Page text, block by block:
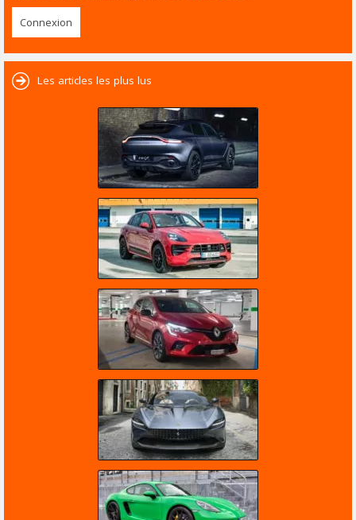
Les articles les plus lus